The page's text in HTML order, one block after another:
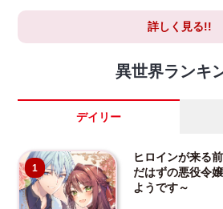
詳しく見る!!
異世界ランキ
デイリー
1
ヒロインが来る
だはずの悪役令
ようです～